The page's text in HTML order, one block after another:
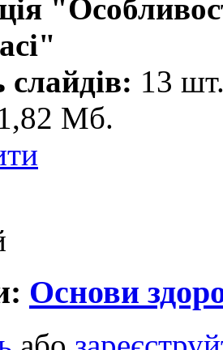
слайдів: 13
Мб.
Основи